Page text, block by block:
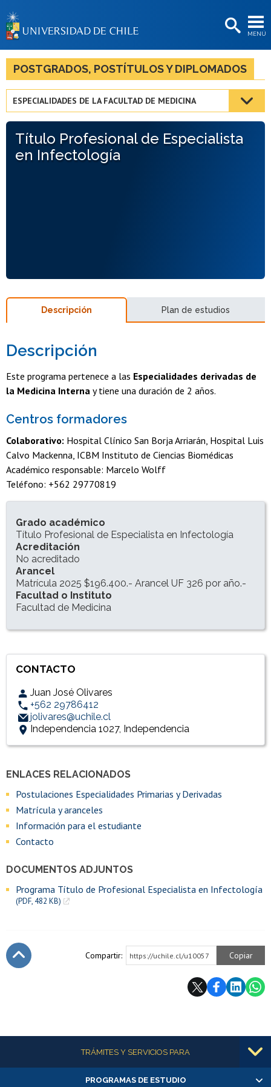
MENÚ
BIBLIOTECAS
LA UNIVERSIDAD
Estudiantes
Académicas/os
Funcionarias/os
POSTGRADOS, POSTÍTULOS Y DIPLOMADOS
ESPECIALIDADES DE LA FACULTAD DE MEDICINA
Título Profesional de Especialista
en Infectología
Descripción Plan de estudios
Descripción
Este programa pertenece a las Especialidades derivadas de
la Medicina Interna y tiene una duración de 2 años.
Centros formadores
Colaborativo: Hospital Clínico San Borja Arriarán, Hospital Luis
Calvo Mackenna, ICBM Instituto de Ciencias Biomédicas
Académico responsable: Marcelo Wolff
Teléfono: +562 29770819
Accesos directos
INFORMACIÓN DEL PROGRAMA
Grado académico
Título Profesional de Especialista en Infectología
Acreditación
No acreditado
Arancel
Matrícula 2025 $196.400.- Arancel UF 326 por año.-
Facultad o Instituto
Facultad de Medicina
Enlaces y documentos de interés
ENLACES RELACIONADOS
Postulaciones Especialidades Primarias y Derivadas
Matrícula y aranceles
Información para el estudiante
Contacto
DOCUMENTOS ADJUNTOS
Programa Título de Profesional Especialista en Infectología
(PDF, 482 KB)
CONTACTO
Juan José Olivares
+562 29786412
jolivares@uchile.cl
Independencia 1027, Independencia
Compartir: https://uchile.cl/u10057 Copiar
Más informaciónTRÁMITES Y SERVICIOS PARA
Alumnas/os y exalumnas/os
PROGRAMAS DE ESTUDIO